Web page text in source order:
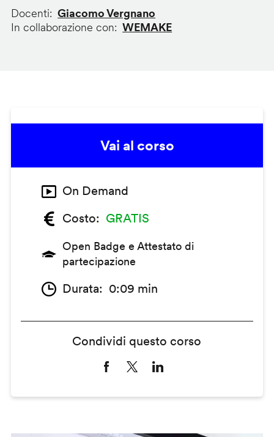
Docenti
Giacomo Vergnano
In collaborazione con
WEMAKE
Vai al corso
On Demand
Costo
GRATIS
Open Badge e Attestato di
partecipazione
Durata 0:09 min
Condividi questo corso